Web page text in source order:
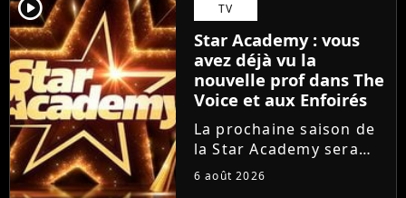
player2 TV
Star Academy : vous
avez déjà vu la
nouvelle prof dans The
Voice et aux Enfoirés
La prochaine saison de
la Star Academy sera
incarnée par une
6 août 2026